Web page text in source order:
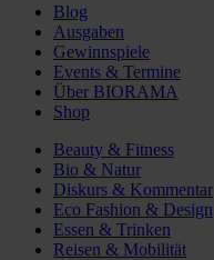
Blog
Ausgaben
Gewinnspiele
Events & Termine
Über BIORAMA
Shop
Beauty & Fitness
Bio & Natur
Diskurs & Kommentar
Eco Fashion & Design
Essen & Trinken
Reisen & Mobilität